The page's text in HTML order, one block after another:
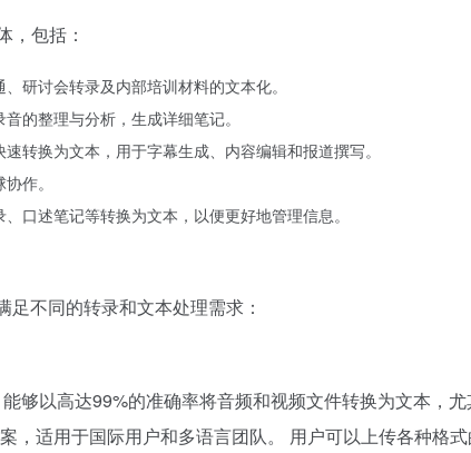
，包括：
研讨会转录及内部培训材料的文本化。
的整理与分析，生成详细笔记。
转换为文本，用于字幕生成、内容编辑和报道撰写。
作。
、口述笔记等转换为文本，以便更好地管理信息。
不同的转录和文本处理需求：
够以高达99%的准确率将音频和视频文件转换为文本，
，适用于国际用户和多语言团队。 用户可以上传各种格